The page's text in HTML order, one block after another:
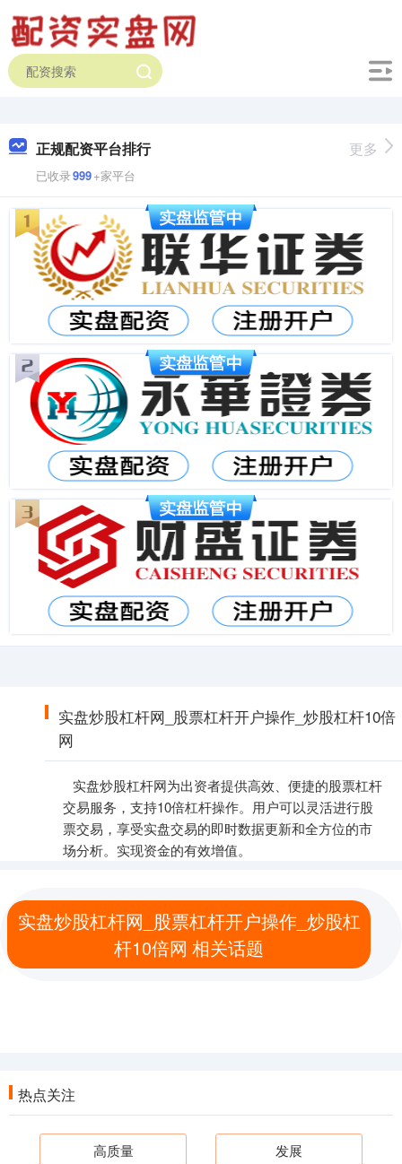
正规配资平台排行
已收录999+家平台
更多
实盘炒股杠杆网_股票杠杆开户操作_炒股杠杆10倍
网
实盘炒股杠杆网为出资者提供高效、便捷的股票杠杆
交易服务，支持10倍杠杆操作。用户可以灵活进行股
票交易，享受实盘交易的即时数据更新和全方位的市
场分析。实现资金的有效增值。
实盘炒股杠杆网_股票杠杆开户操作_炒股杠
杆10倍网 相关话题
热点关注
高质量 发展